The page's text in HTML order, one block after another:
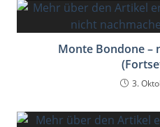
Monte Bondone –
3.